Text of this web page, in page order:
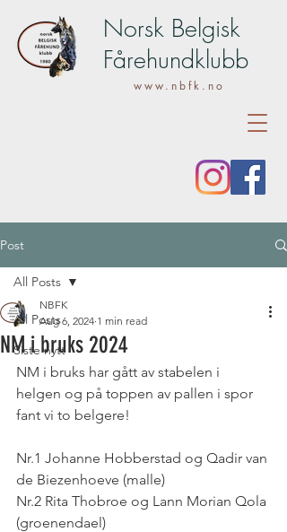
Norsk Belgisk
Fårehundklubb
www.nbfk.no
Post
All Posts
Siste nytt
All Posts
NM i bruks 2024
NBFK
Aug 6, 2024 1 min read
NM i bruks har gått av stabelen i
helgen og på toppen av pallen i spor
fant vi to belgere!
Nr.1 Johanne Hobberstad og Qadir van
de Biezenhoeve (malle)
Nr.2 Rita Thobroe og Lann Morian Qola
(groenendael)